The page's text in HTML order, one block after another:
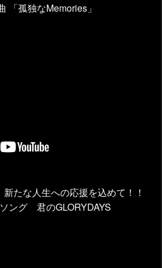
孤独なMemories」
たな人生への応援を込めて！！
ング 君のGLORYDAYS